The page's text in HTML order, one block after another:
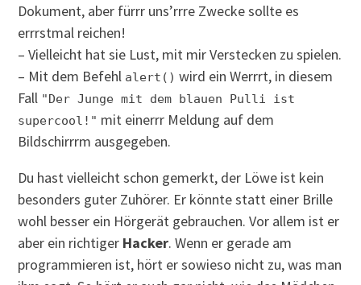
Dokument, aber fürrr uns’rrre Zwecke sollte es
errrstmal reichen!
– Vielleicht hat sie Lust, mit mir Verstecken zu spielen.
– Mit dem Befehl alert() wird ein Werrrt, in diesem
Fall "Der Junge mit dem blauen Pulli ist
supercool!" mit einerrr Meldung auf dem
Bildschirrrm ausgegeben.
Du hast vielleicht schon gemerkt, der Löwe ist kein
besonders guter Zuhörer. Er könnte statt einer Brille
wohl besser ein Hörgerät gebrauchen. Vor allem ist er
aber ein richtiger Hacker. Wenn er gerade am
programmieren ist, hört er sowieso nicht zu, was man